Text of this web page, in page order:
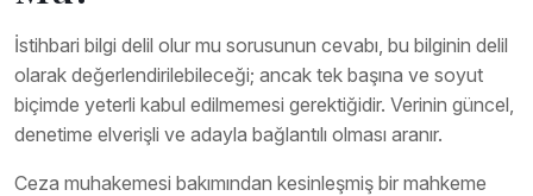
İstihbari bilgi delil olur mu sorusunun cevabı, bu bilginin delil
olarak değerlendirilebileceği; ancak tek başına ve soyut
biçimde yeterli kabul edilmemesi gerektiğidir. Verinin güncel,
denetime elverişli ve adayla bağlantılı olması aranır.
Ceza muhakemesi bakımından kesinleşmiş bir mahkeme